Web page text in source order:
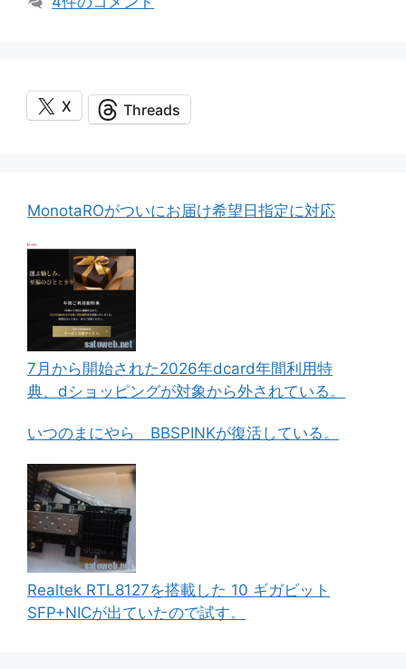
リ
X Threads
MonotaROがついにお届け希望日指定に対応
7月から開始された2026年dcard年間利用特
典、dショッピングが対象から外されている。
いつのまにやら BBSPINKが復活している。
Realtek RTL8127を搭載した 10 ギガビット
SFP+NICが出ていたので試す。